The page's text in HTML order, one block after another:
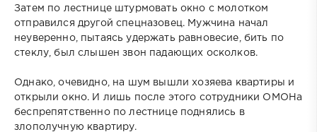
Затем по лестнице штурмовать окно с молотком
отправился другой спецназовец. Мужчина начал
неуверенно, пытаясь удержать равновесие, бить по
стеклу, был слышен звон падающих осколков.
Однако, очевидно, на шум вышли хозяева квартиры и
открыли окно. И лишь после этого сотрудники ОМОНа
беспрепятственно по лестнице поднялись в
злополучную квартиру.